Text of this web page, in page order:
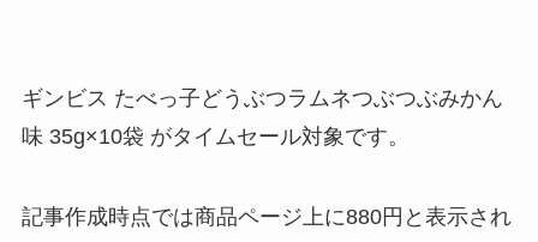
ギンビス たべっ子どうぶつラムネつぶつぶみかん
味 35g×10袋 がタイムセール対象です。
記事作成時点では商品ページ上に880円と表示され